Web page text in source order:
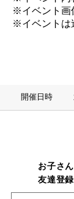
※イベント画
※イベントは
開催日時
お子さ
友達登